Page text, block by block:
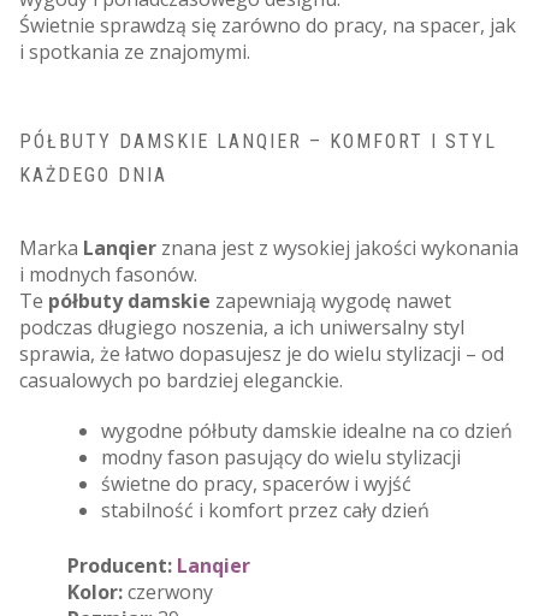
Świetnie sprawdzą się zarówno do pracy, na spacer, jak
i spotkania ze znajomymi.
PÓŁBUTY DAMSKIE LANQIER – KOMFORT I STYL
KAŻDEGO DNIA
Marka Lanqier znana jest z wysokiej jakości wykonania
i modnych fasonów.
Te półbuty damskie zapewniają wygodę nawet
podczas długiego noszenia, a ich uniwersalny styl
sprawia, że łatwo dopasujesz je do wielu stylizacji – od
casualowych po bardziej eleganckie.
wygodne półbuty damskie idealne na co dzień
modny fason pasujący do wielu stylizacji
świetne do pracy, spacerów i wyjść
stabilność i komfort przez cały dzień
Producent: Lanqier
Kolor:czerwony